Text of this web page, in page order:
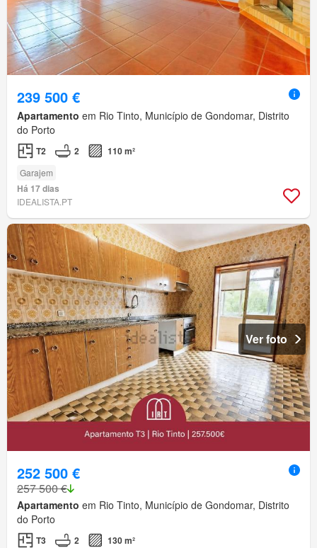
239 500 €
Apartamento em Rio Tinto, Município de Gondomar, Distrito
do Porto
T2 2 110 m²
Garajem
Há 17 dias
IDEALISTA.PT
Ver foto
252 500 €
257 500 €
Apartamento em Rio Tinto, Município de Gondomar, Distrito
do Porto
T3 2 130 m²